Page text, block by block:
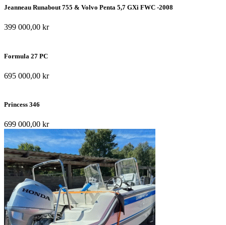
Jeanneau Runabout 755 & Volvo Penta 5,7 GXi FWC -2008
399 000,00 kr
Formula 27 PC
695 000,00 kr
Princess 346
699 000,00 kr